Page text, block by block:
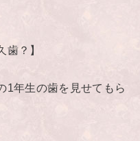
歯？】
1年生の歯を見せてもら